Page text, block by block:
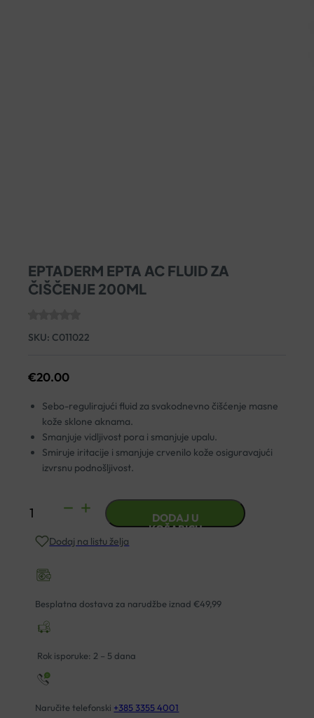
EPTADERM EPTA AC FLUID ZA
ČIŠČENJE 200ML
SKU: C011022
€20.00
Sebo-regulirajući fluid za svakodnevno čišćenje masne
kože sklone aknama.
Smanjuje vidljivost pora i smanjuje upalu.
Smiruje iritacije i smanjuje crvenilo kože osiguravajući
izvrsnu podnošljivost.
EPTADERM
AC
ZA
ČIŠČENJE
količina
DODAJ U
KOŠARICU
Dodaj na listu želja
Besplatna dostava za narudžbe iznad €49,99
Rok isporuke: 2 – 5 dana
Naručite telefonski +385 3355 4001